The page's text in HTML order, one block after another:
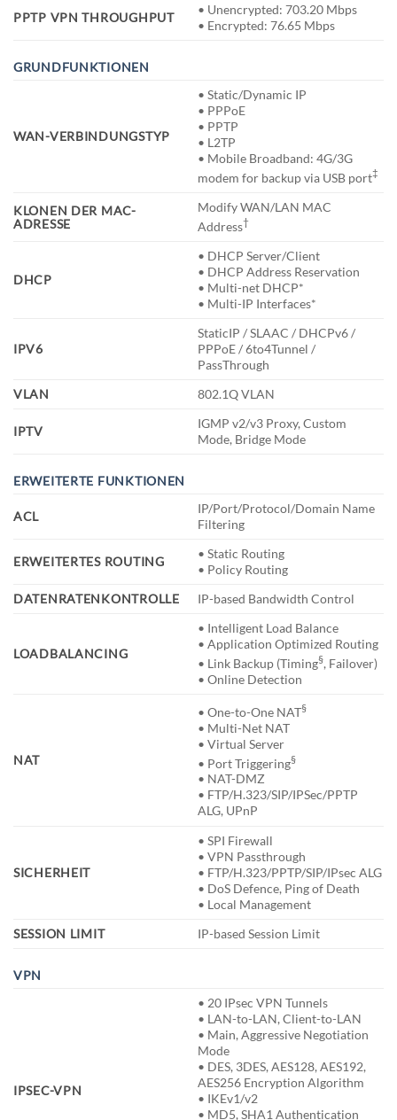
PPTP VPN THROUGHPUT
• Unencrypted: 703.20 Mbps
• Encrypted: 76.65 Mbps
GRUNDFUNKTIONEN
WAN-VERBINDUNGSTYP
• Static/Dynamic IP
• PPPoE
• PPTP
• L2TP
• Mobile Broadband: 4G/3G
modem for backup via USB port‡
KLONEN DER MAC-
ADRESSE
Modify WAN/LAN MAC
Address†
DHCP
• DHCP Server/Client
• DHCP Address Reservation
• Multi-net DHCP*
• Multi-IP Interfaces*
IPV6
StaticIP / SLAAC / DHCPv6 /
PPPoE / 6to4Tunnel /
PassThrough
VLAN
802.1Q VLAN
IPTV
IGMP v2/v3 Proxy, Custom
Mode, Bridge Mode
ERWEITERTE FUNKTIONEN
ACL
IP/Port/Protocol/Domain Name
Filtering
ERWEITERTES ROUTING
• Static Routing
• Policy Routing
DATENRATENKONTROLLE
IP-based Bandwidth Control
LOADBALANCING
• Intelligent Load Balance
• Application Optimized Routing
• Link Backup (Timing§, Failover)
• Online Detection
NAT
• One-to-One NAT§
• Multi-Net NAT
• Virtual Server
• Port Triggering§
• NAT-DMZ
• FTP/H.323/SIP/IPSec/PPTP
ALG, UPnP
SICHERHEIT
• SPI Firewall
• VPN Passthrough
• FTP/H.323/PPTP/SIP/IPsec ALG
• DoS Defence, Ping of Death
• Local Management
SESSION LIMIT
IP-based Session Limit
VPN
IPSEC-VPN
• 20 IPsec VPN Tunnels
• LAN-to-LAN, Client-to-LAN
• Main, Aggressive Negotiation
Mode
• DES, 3DES, AES128, AES192,
AES256 Encryption Algorithm
• IKEv1/v2
• MD5, SHA1 Authentication